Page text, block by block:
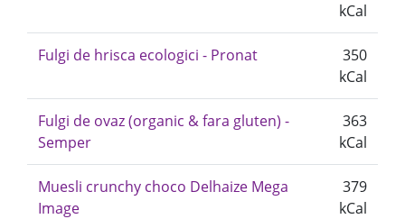
kCal
Fulgi de hrisca ecologici - Pronat
350
kCal
Fulgi de ovaz (organic & fara gluten) -
Semper
363
kCal
Muesli crunchy choco Delhaize Mega
Image
379
kCal